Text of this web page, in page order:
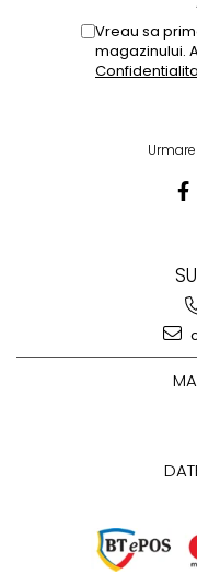
Vreau sa
magazinului.